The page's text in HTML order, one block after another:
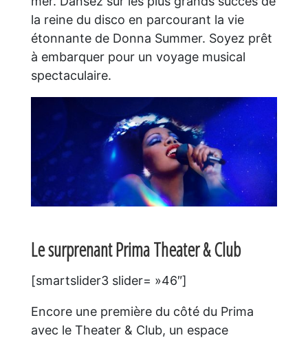
la reine du disco en parcourant la vie
étonnante de Donna Summer. Soyez prêt
à embarquer pour un voyage musical
spectaculaire.
Le surprenant Prima Theater & Club
[smartslider3 slider= »46″]
Encore une première du côté du Prima
avec le Theater & Club, un espace